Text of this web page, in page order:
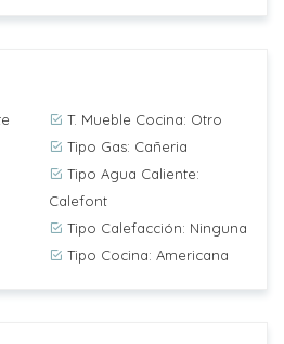
T. Mueble Cocina: Otro
Tipo Gas: Cañeria
Tipo Agua Caliente:
Calefont
Tipo Calefacción: Ninguna
Tipo Cocina: Americana